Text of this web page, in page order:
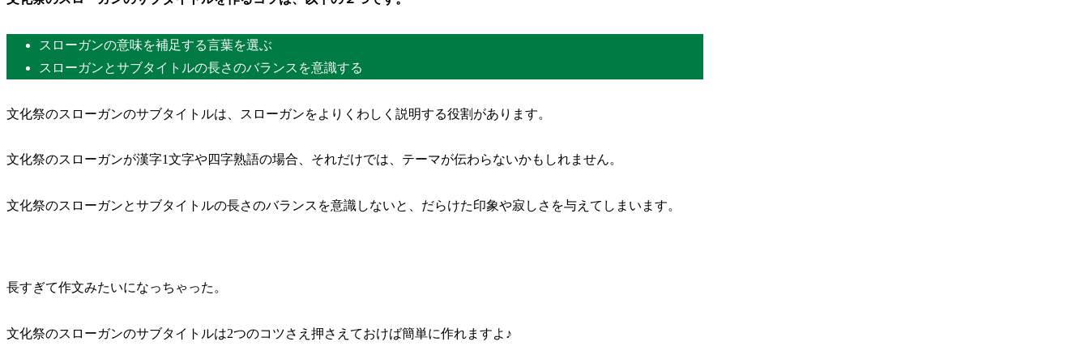
スローガンの意味を補足する言葉を選ぶ
スローガンとサブタイトルの長さのバランスを意識する
文化祭のスローガンのサブタイトルは、スローガンをよりくわしく説明する役割があります。
文化祭のスローガンが漢字1文字や四字熟語の場合、それだけでは、テーマが伝わらないかもしれません。
文化祭のスローガンとサブタイトルの長さのバランスを意識しないと、だらけた印象や寂しさを与えてしまいます。
長すぎて作文みたいになっちゃった。
文化祭のスローガンのサブタイトルは2つのコツさえ押さえておけば簡単に作れますよ ♪